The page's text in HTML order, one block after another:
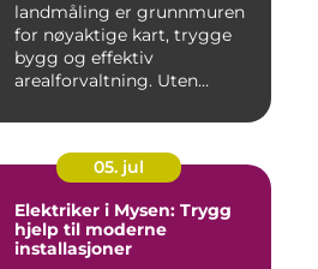
landmåling er grunnmuren
for nøyaktige kart, trygge
bygg og effektiv
arealforvaltning. Uten
05. jul
Elektriker i Mysen: Trygg
hjelp til moderne
installasjoner